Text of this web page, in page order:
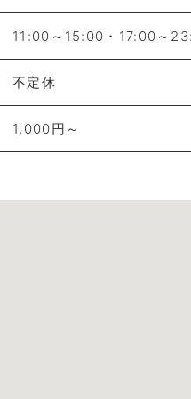
11:00～15:00・17:00～
不定休
1,000円～